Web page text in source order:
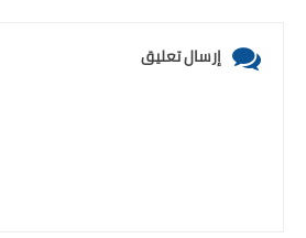
إرسال تعليق